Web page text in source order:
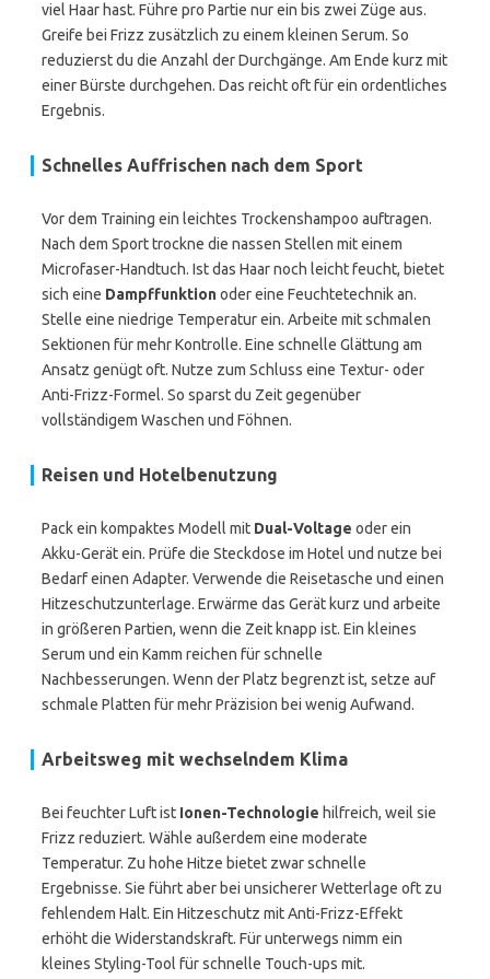
viel Haar hast. Führe pro Partie nur ein bis zwei Züge aus.
Greife bei Frizz zusätzlich zu einem kleinen Serum. So
reduzierst du die Anzahl der Durchgänge. Am Ende kurz mit
einer Bürste durchgehen. Das reicht oft für ein ordentliches
Ergebnis.
Schnelles Auffrischen nach dem Sport
Vor dem Training ein leichtes Trockenshampoo auftragen.
Nach dem Sport trockne die nassen Stellen mit einem
Microfaser-Handtuch. Ist das Haar noch leicht feucht, bietet
sich eine Dampffunktionoder eine Feuchtetechnik an.
Stelle eine niedrige Temperatur ein. Arbeite mit schmalen
Sektionen für mehr Kontrolle. Eine schnelle Glättung am
Ansatz genügt oft. Nutze zum Schluss eine Textur- oder
Anti-Frizz-Formel. So sparst du Zeit gegenüber
vollständigem Waschen und Föhnen.
Reisen und Hotelbenutzung
Pack ein kompaktes Modell mit Dual-Voltage oder ein
Akku-Gerät ein. Prüfe die Steckdose im Hotel und nutze bei
Bedarf einen Adapter. Verwende die Reisetasche und einen
Hitzeschutzunterlage. Erwärme das Gerät kurz und arbeite
in größeren Partien, wenn die Zeit knapp ist. Ein kleines
Serum und ein Kamm reichen für schnelle
Nachbesserungen. Wenn der Platz begrenzt ist, setze auf
schmale Platten für mehr Präzision bei wenig Aufwand.
Arbeitsweg mit wechselndem Klima
Bei feuchter Luft ist Ionen-Technologie hilfreich, weil sie
Frizz reduziert. Wähle außerdem eine moderate
Temperatur. Zu hohe Hitze bietet zwar schnelle
Ergebnisse. Sie führt aber bei unsicherer Wetterlage oft zu
fehlendem Halt. Ein Hitzeschutz mit Anti-Frizz-Effekt
erhöht die Widerstandskraft. Für unterwegs nimm ein
kleines Styling-Tool für schnelle Touch-ups mit.